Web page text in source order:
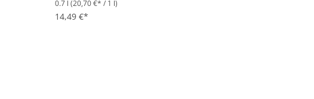
0.7 l (20,70 €* / 1 l)
14,49 €*